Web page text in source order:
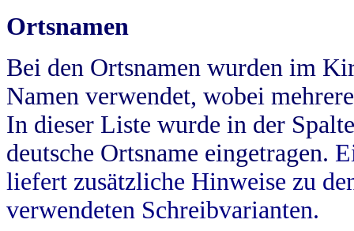
Ortsnamen
Bei den Ortsnamen wurden im
Namen verwendet, wobei
In dieser Liste wurde in der
deutsche Ortsname eingetragen.
liefert zusätzliche Hinweise zu
verwendeten Schreibvarianten.